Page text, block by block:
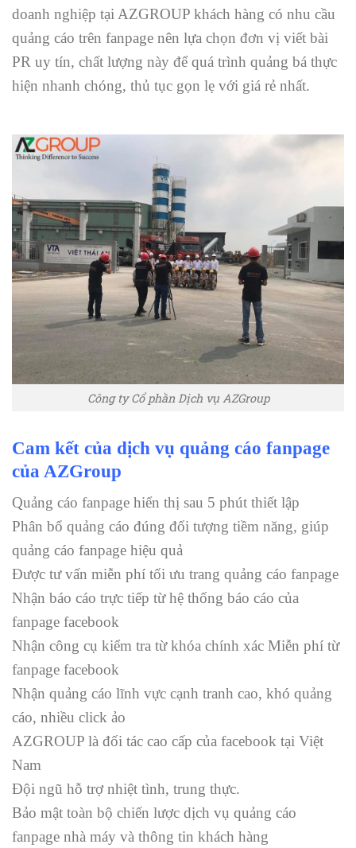
doanh nghiệp tại AZGROUP khách hàng có nhu cầu
quảng cáo trên fanpage nên lựa chọn đơn vị viết bài
PR uy tín, chất lượng này để quá trình quảng bá thực
hiện nhanh chóng, thủ tục gọn lẹ với giá rẻ nhất.
Công ty Cổ phần Dịch vụ AZGroup
Cam kết của dịch vụ quảng cáo fanpage
của AZGroup
Quảng cáo fanpage hiển thị sau 5 phút thiết lập
Phân bổ quảng cáo đúng đối tượng tiềm năng, giúp
quảng cáo fanpage hiệu quả
Được tư vấn miễn phí tối ưu trang quảng cáo fanpage
Nhận báo cáo trực tiếp từ hệ thống báo cáo của
fanpage facebook
Nhận công cụ kiểm tra từ khóa chính xác Miễn phí từ
fanpage facebook
Nhận quảng cáo lĩnh vực cạnh tranh cao, khó quảng
cáo, nhiều click ảo
AZGROUP là đối tác cao cấp của facebook tại Việt
Nam
Đội ngũ hỗ trợ nhiệt tình, trung thực.
Bảo mật toàn bộ chiến lược dịch vụ quảng cáo
fanpage nhà máy và thông tin khách hàng